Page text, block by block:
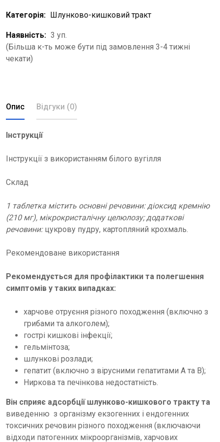
Категорія: Шлунково-кишковий тракт
Наявність: 3 уп.
(Більша к-ть може бути під замовлення 3-4 тижні
чекати)
Опис Відгуки (0)
Інструкції
Інструкції з використанням білого вугілля
Склад
1 таблетка містить основні речовини: діоксид кремнію
(210 мг), мікрокристалічну целюлозу; додаткові
речовини:цукрову пудру, картопляний крохмаль.
Рекомендоване використання
Рекомендується для профілактики та полегшення
симптомів у таких випадках:
харчове отруєння різного походження (включно з
грибами та алкоголем);
гострі кишкові інфекції;
гельмінтоза;
шлункові розлади;
гепатит (включно з вірусними гепатитами А та В);
Ниркова та печінкова недостатність.
Він сприяє адсорбції шлунково-кишкового тракту та
виведенню з організму екзогенних і ендогенних
токсичних речовин різного походження (включаючи
відходи патогенних мікроорганізмів, харчових